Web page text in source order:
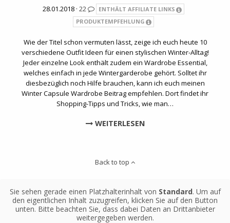
28.01.2018 · 22
ENTHÄLT AFFILIATE LINKS
PRODUKTEMPFEHLUNG
Wie der Titel schon vermuten lässt, zeige ich euch heute 10
verschiedene Outfit Ideen für einen stylischen Winter-Alltag!
Jeder einzelne Look enthält zudem ein Wardrobe Essential,
welches einfach in jede Wintergarderobe gehört. Solltet ihr
diesbezüglich noch Hilfe brauchen, kann ich euch meinen
Winter Capsule Wardrobe Beitrag empfehlen. Dort findet ihr
Shopping-Tipps und Tricks, wie man…
WEITERLESEN
Back to top
Sie sehen gerade einen Platzhalterinhalt von Standard. Um auf
den eigentlichen Inhalt zuzugreifen, klicken Sie auf den Button
unten. Bitte beachten Sie, dass dabei Daten an Drittanbieter
weitergegeben werden.